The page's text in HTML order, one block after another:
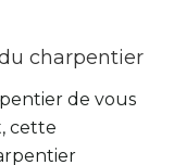
charpentier
de vous
cette